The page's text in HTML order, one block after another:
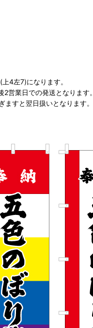
7)になります。
営業日での発送となります。
すと翌日扱いとなります。